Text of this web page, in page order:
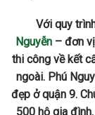
Với quy
Nguyễn – đơn
thi công về kết
ngoài. Phú
đẹp ở quận 9.
500 hộ gia